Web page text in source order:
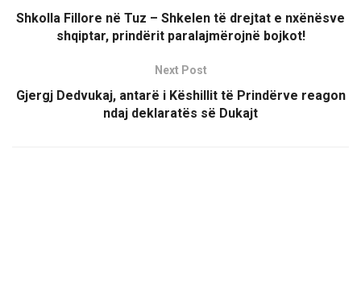
Shkolla Fillore në Tuz – Shkelen të drejtat e nxënësve
shqiptar, prindërit paralajmërojnë bojkot!
Next Post
Gjergj Dedvukaj, antarë i Këshillit të Prindërve reagon
ndaj deklaratës së Dukajt